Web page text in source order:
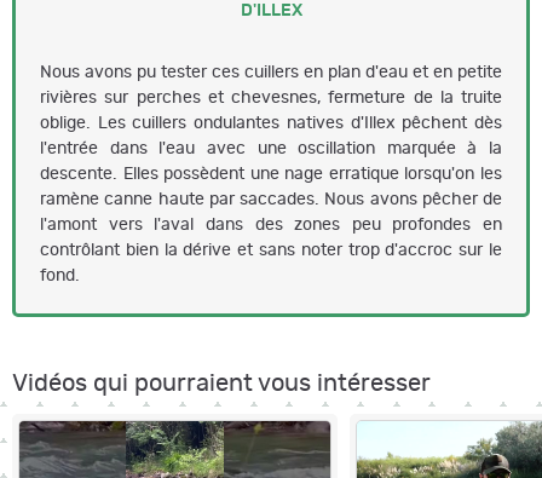
D'ILLEX
Nous avons pu tester ces cuillers en plan d'eau et en petite
rivières sur perches et chevesnes, fermeture de la truite
oblige. Les cuillers ondulantes natives d'Illex pêchent dès
l'entrée dans l'eau avec une oscillation marquée à la
descente. Elles possèdent une nage erratique lorsqu'on les
ramène canne haute par saccades. Nous avons pêcher de
l'amont vers l'aval dans des zones peu profondes en
contrôlant bien la dérive et sans noter trop d'accroc sur le
fond.
Vidéos qui pourraient vous intéresser